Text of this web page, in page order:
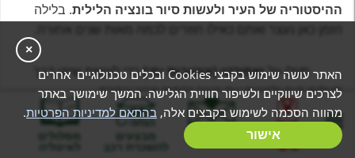
ההיסטוריה של העיר ולעשות סיור בונציה הלילית. בלילה
תעלו עלואפורטו (אוטובוס ימי)כדי לעשות שייט דרך
תעלות מים ולראות את העיר נקודת מבט אחרת.
בואו לבנות יחד איתי את המסלול שלכםבניית מסלול
אישי
מבצעים מסלולים
לאיטליה
×
האתר עושה שימוש בקבצי Cookies ובכלים טכנולוגיים אחרים
לצרכים שיווקיים ולשיפור חוויית הגלישה. המשך שימושך באתר
מהווה הסכמה לשימוש בקבצים אלה, בהתאם למדיניות הפרטיות.
אישור